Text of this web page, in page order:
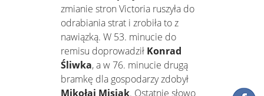
zmianie stron Victoria ruszyła do
odrabiania strat i zrobiła to z
nawiązką. W 53. minucie do
remisu doprowadził Konrad
Śliwka, a w 76. minucie drugą
bramkę dla gospodarzy zdobył
Mikołaj Misiak. Ostatnie słowo